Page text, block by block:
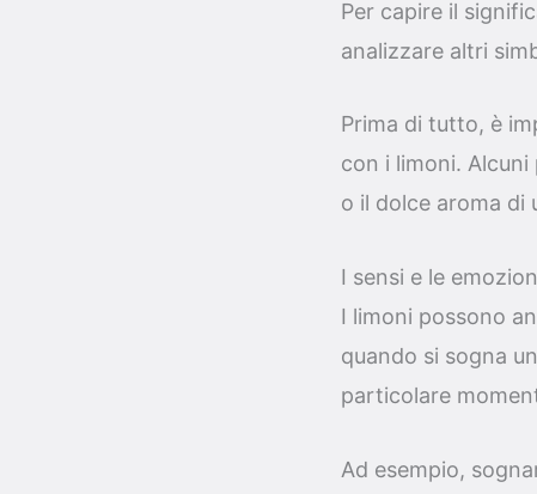
Per capire il
analizzare altri
Prima di tutto, è
con i limoni.
o il dolce aroma di
I sensi e le
I limoni possono
quando si sogna
particolare
Ad esempio,